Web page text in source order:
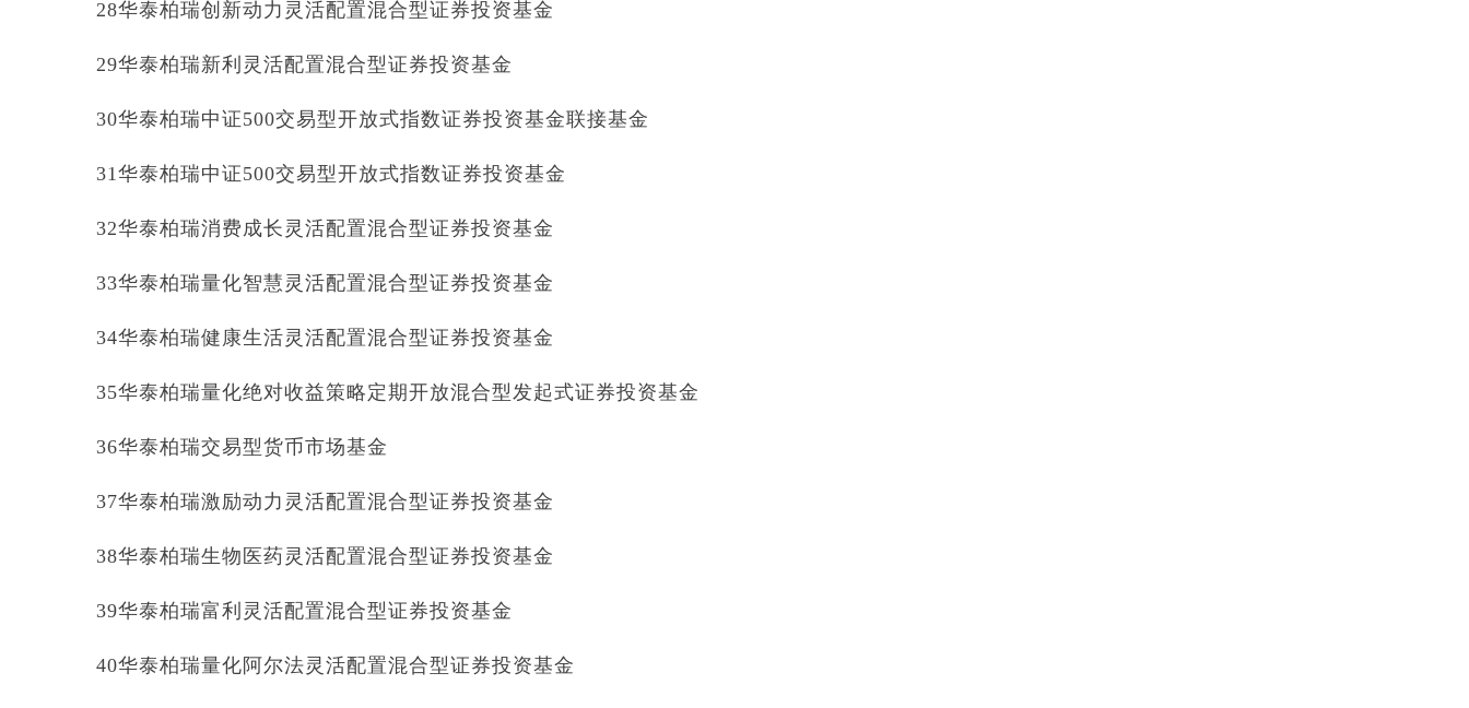
28华泰柏瑞创新动力灵活配置混合型证券投资基金
29华泰柏瑞新利灵活配置混合型证券投资基金
30华泰柏瑞中证500交易型开放式指数证券投资基金联接基金
31华泰柏瑞中证500交易型开放式指数证券投资基金
32华泰柏瑞消费成长灵活配置混合型证券投资基金
33华泰柏瑞量化智慧灵活配置混合型证券投资基金
34华泰柏瑞健康生活灵活配置混合型证券投资基金
35华泰柏瑞量化绝对收益策略定期开放混合型发起式证券投资基金
36华泰柏瑞交易型货币市场基金
37华泰柏瑞激励动力灵活配置混合型证券投资基金
38华泰柏瑞生物医药灵活配置混合型证券投资基金
39华泰柏瑞富利灵活配置混合型证券投资基金
40华泰柏瑞量化阿尔法灵活配置混合型证券投资基金